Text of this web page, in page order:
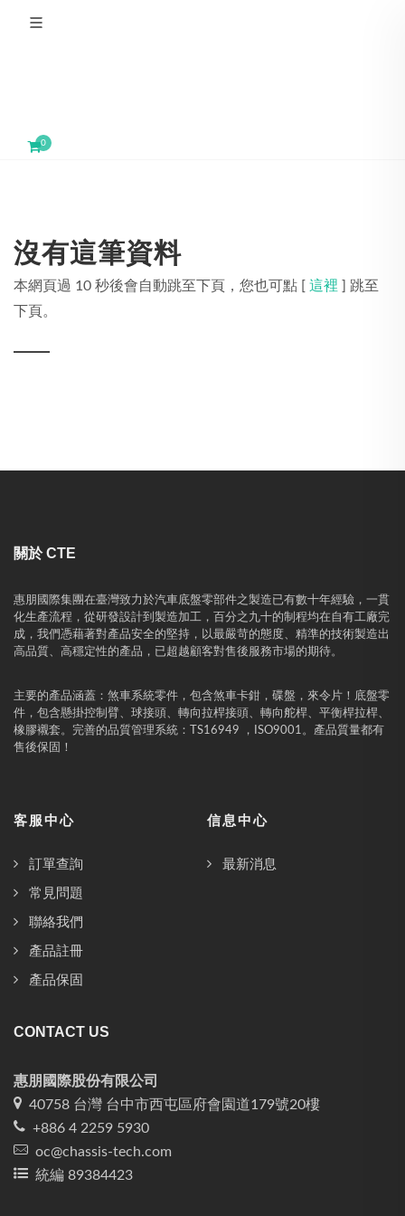
0
沒有這筆資料
本網頁過 10 秒後會自動跳至下頁，您也可點 [ 這裡 ] 跳至
下頁。
關於 CTE
惠朋國際集團在臺灣致力於汽車底盤零部件之製造已有數十年經驗，一貫
化生產流程，從研發設計到製造加工，百分之九十的制程均在自有工廠完
成，我們憑藉著對產品安全的堅持，以最嚴苛的態度、精準的技術製造出
高品質、高穩定性的產品，已超越顧客對售後服務市場的期待。
主要的產品涵蓋：煞車系統零件，包含煞車卡鉗，碟盤，來令片！底盤零
件，包含懸掛控制臂、球接頭、轉向拉桿接頭、轉向舵桿、平衡桿拉桿、
橡膠襯套。完善的品質管理系統：TS16949 ，ISO9001。產品質量都有
售後保固！
客服中心
訂單查詢
常見問題
聯絡我們
產品註冊
產品保固
信息中心
最新消息
CONTACT US
惠朋國際股份有限公司
40758 台灣 台中市西屯區府會園道179號20樓
+886 4 2259 5930
oc@chassis-tech.com
統編 89384423